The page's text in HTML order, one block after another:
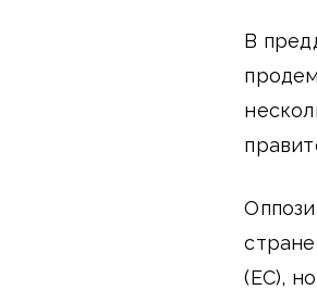
В
(ЕС),